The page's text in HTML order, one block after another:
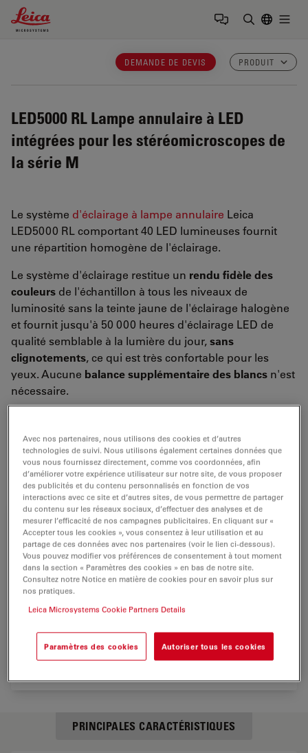
Leica Microsystems Logo
DEMANDE DE DEVIS PRODUIT
LED5000 RL Lampe annulaire à LED
intégrées pour les stéréomicroscopes de
la série M
Le système d'éclairage à lampe annulaire Leica
LED5000 RL comportant 40 LED lumineuses fournit
une répartition homogène de l'éclairage.
Le système d'éclairage restitue un rendu fidèle des
couleurs de l'échantillon à tous les niveaux de
luminosité sans la teinte jaune de l'éclairage halogène
et fournit jusqu'à 50 000 heures d'éclairage LED de
qualité semblable à la lumière du jour,sans
clignotements, ce qui est très confortable pour les
yeux. Aucune balance supplémentaire des blancs n'est
nécessaire.
système automatisé et les paramètres d'éclairage
peuvent être stockés avec l'image pour une
reproductibilité facileet unrendementsupérieur.
PRINCIPALES CARACTÉRISTIQUES
Avec nos partenaires, nous utilisons des cookies et d’autres
technologies de suivi. Nous utilisons également certaines données que
vous nous fournissez directement, comme vos coordonnées, afin
d’améliorer votre expérience utilisateur sur notre site, de vous proposer
des publicités et du contenu personnalisés en fonction de vos
interactions avec ce site et d’autres sites, de vous permettre de partager
du contenu sur les réseaux sociaux, d’effectuer des analyses et de
mesurer l’efficacité de nos campagnes publicitaires. En cliquant sur «
Accepter tous les cookies », vous consentez à leur utilisation et au
partage de ces données avec nos partenaires (voir le lien ci-dessous).
Vous pouvez modifier vos préférences de consentement à tout moment
dans la section « Paramètres des cookies » en bas de notre site.
Consultez notre Notice en matière de cookies pour en savoir plus sur
nos pratiques.
Leica Microsystems Cookie Partners Details
Paramètres des cookies Autoriser tous les cookies